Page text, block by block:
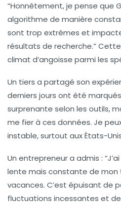
“Honnêtement, je pense que
algorithme de manière
sont trop extrêmes et
résultats de recherche.”
climat d’angoisse parmi les
Un tiers a partagé son
derniers jours ont été
surprenante selon les outils,
me fier à ces données. Je
instable, surtout aux États-
Un entrepreneur a admis :
lente mais constante de mon
vacances. C’est épuisant de
fluctuations incessantes et